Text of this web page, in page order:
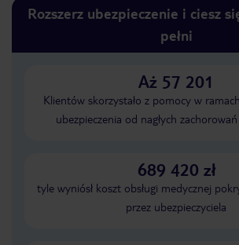
Rozszerz ubezpieczenie i ciesz
pełni
Aż 57 201
Klientów skorzystało z pomocy w
ubezpieczenia od nagłych
689 420 zł
tyle wyniósł koszt obsługi medycznej
przez ubezpieczyciela